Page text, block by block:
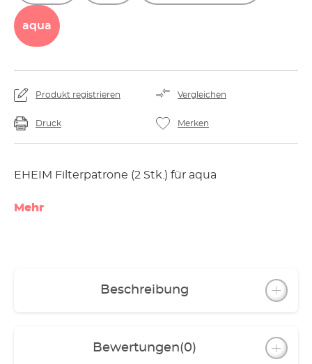
aqua
Produkt registrieren Vergleichen
Druck Merken
EHEIM Filterpatrone (2 Stk.) für aqua
Mehr
Beschreibung
Bewertungen(0)